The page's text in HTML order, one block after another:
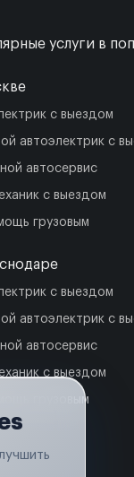
услуги в
с выездом
автоэлектрик с
автосервис
с выездом
грузовым
с выездом
автоэлектрик с
автосервис
с выездом
грузовым